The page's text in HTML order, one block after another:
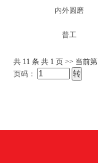
内外圆磨
普工
共 11 条 共 1 页 >> 当前第
页码：